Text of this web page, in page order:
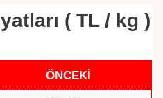
( TL / kg )
ÖNCEKİ